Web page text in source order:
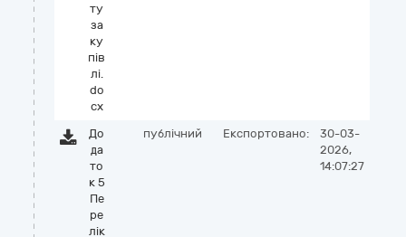
ту
за
ку
пів
лі.
do
cx
До
да
то
к 5
Пе
ре
лік
публічний Експортовано:
30-03-
2026,
14:07:27